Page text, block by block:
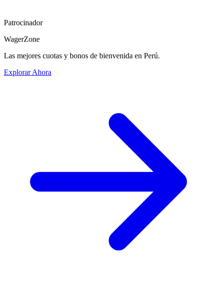
Patrocinador
WagerZone
Las mejores cuotas y bonos de bienvenida en Perú.
Explorar Ahora